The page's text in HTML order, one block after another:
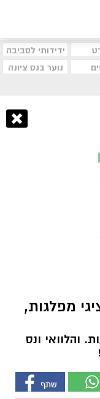
ידידותי לסביבה
נוער בנס ציונה
מפלגות,
והלוואי ונס